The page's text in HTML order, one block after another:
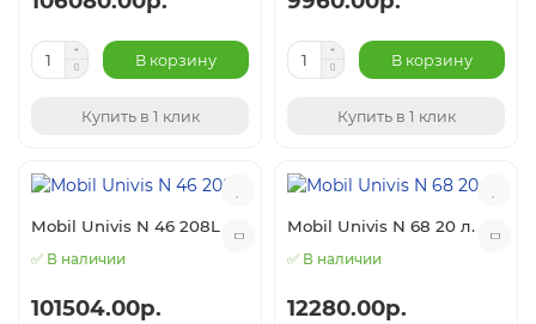
В корзину
Купить в 1 клик
В корзину
Купить в 1 клик
Mobil Univis N 46 208L
✅ В наличии
101504.00р.
Mobil Univis N 68 20 л.
✅ В наличии
12280.00р.